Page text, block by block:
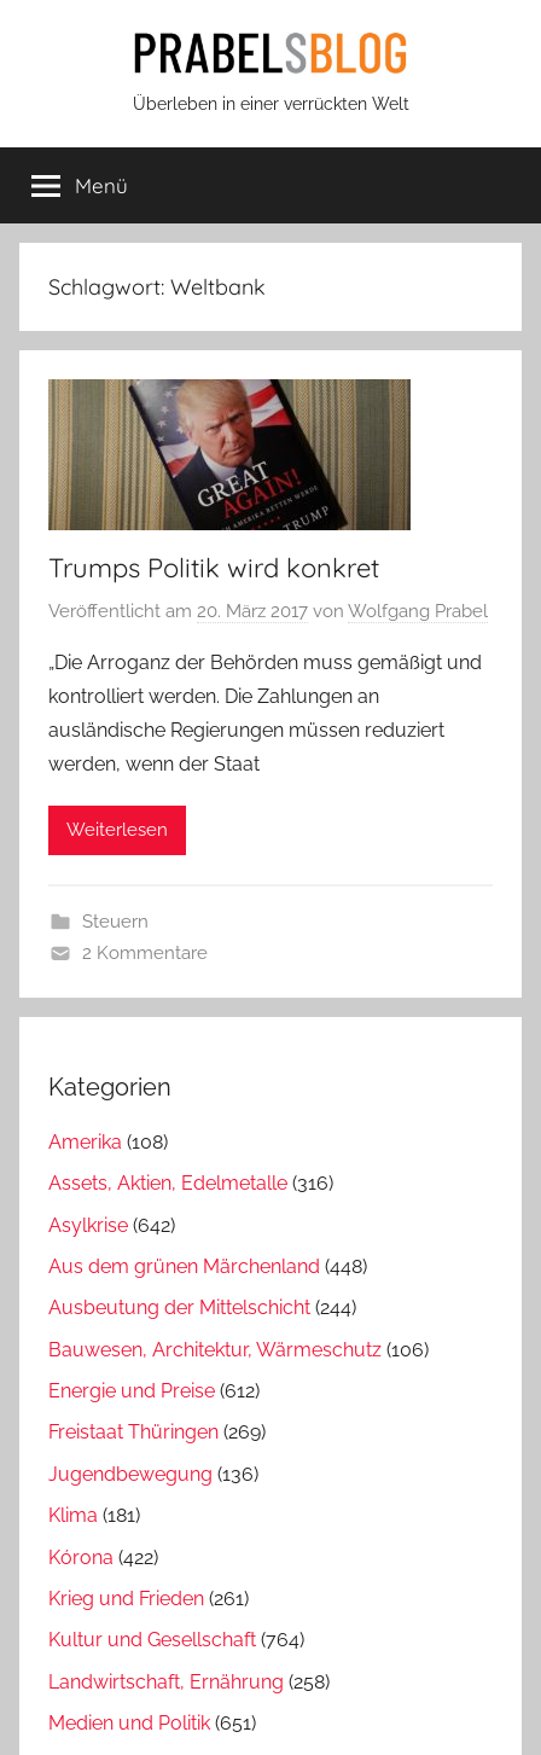
Prabels
Blog
Überleben in einer verrückten Welt
Menü
Schlagwort: Weltbank
Trumps Politik wird konkret
Veröffentlicht am 20. März 2017 von Wolfgang Prabel
„Die Arroganz der Behörden muss gemäßigt und
kontrolliert werden. Die Zahlungen an
ausländische Regierungen müssen reduziert
werden, wenn der Staat
Weiterlesen
Steuern
2 Kommentare
Kategorien
Amerika (108)
Assets, Aktien, Edelmetalle (316)
Asylkrise (642)
Aus dem grünen Märchenland (448)
Ausbeutung der Mittelschicht (244)
Bauwesen, Architektur, Wärmeschutz (106)
Energie und Preise (612)
Freistaat Thüringen (269)
Jugendbewegung (136)
Klima (181)
Kórona (422)
Krieg und Frieden (261)
Kultur und Gesellschaft (764)
Landwirtschaft, Ernährung (258)
Medien und Politik (651)